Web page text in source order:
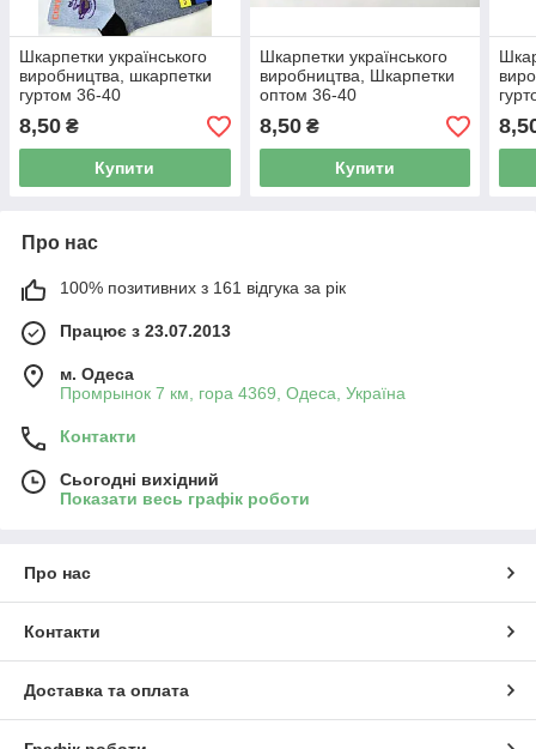
Шкарпетки українського
виробництва, шкарпетки
гуртом 36-40
8,50 ₴
Купити
Шкарпетки українського
виробництва, Шкарпетки
оптом 36-40
8,50₴
Купити
Про нас
100% позитивних з 161 відгука за рік
Працює з 23.07.2013
м. Одеса
Промрынок 7 км, гора 4369, Одеса, Україна
Контакти
Сьогодні вихідний
Показати весь графік роботи
Про нас
Контакти
Доставка та оплата